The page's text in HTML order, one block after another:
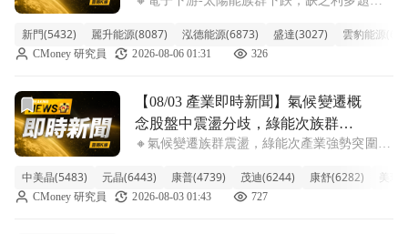
弱，類股指數回檔3.00%。觀察盤面，整體族
群普遍承受賣壓，主要因近期市場缺乏新的強
新門(5432) 麗升能源(8087) 泓德能源(6873) 盛達(3027) 雲豹能源
CMoney 研究員 2026-08-06 01:31 326
前往【08/03 產業即時新聞】氣候變遷概念股盤中震盪分歧
【08/03 產業即時新聞】氣候變遷概
念股盤中震盪分歧，綠能次族群逆
勢上攻展現資金吸力
🔸氣候變遷族群震盪，綠能次產業強勢突圍
跌幅，但細看之下，族群內部分歧明顯。太陽
能、儲能及電動車電池材料等綠能次產業展現
中美晶(5483) 元晶(6443) 康普(4739) 茂迪(6244) 康舒(6282) 美琪
CMoney 研究員 2026-08-03 01:43 727